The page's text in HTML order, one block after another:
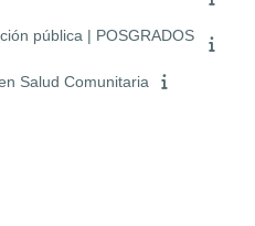
pública | POSGRADOS
Salud Comunitaria